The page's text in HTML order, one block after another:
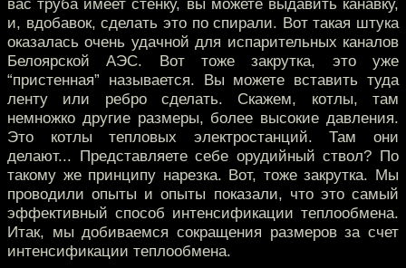
вас труба имеет стенку, вы можете выдавить канавку,
и, вдобавок, сделать это по спирали. Вот такая штука
оказалась очень удачной для испарительных каналов
Белоярской АЭС. Вот тоже закрутка, это уже
“пристенная” называется. Вы можете вставить туда
ленту или ребро сделать. Скажем, котлы, там
немножко другие размеры, более высокие давления.
Это котлы тепловых электростанций. Там они
делают... Представляете себе орудийный ствол? По
такому же принципу нарезка. Вот, тоже закрутка. Мы
проводили опыты и опыты показали, что это самый
эффективный способ интенсификации теплообмена.
Итак, мы добиваемся сокращения размеров за счет
интенсификации теплообмена.